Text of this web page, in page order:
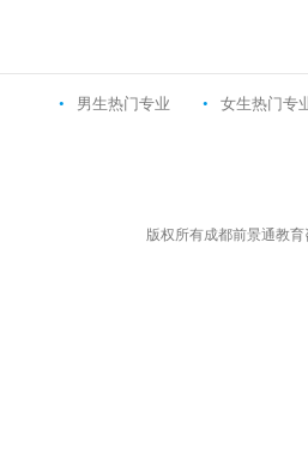
• 男生热门专业 • 女生热门专
版权所有成都前景通教